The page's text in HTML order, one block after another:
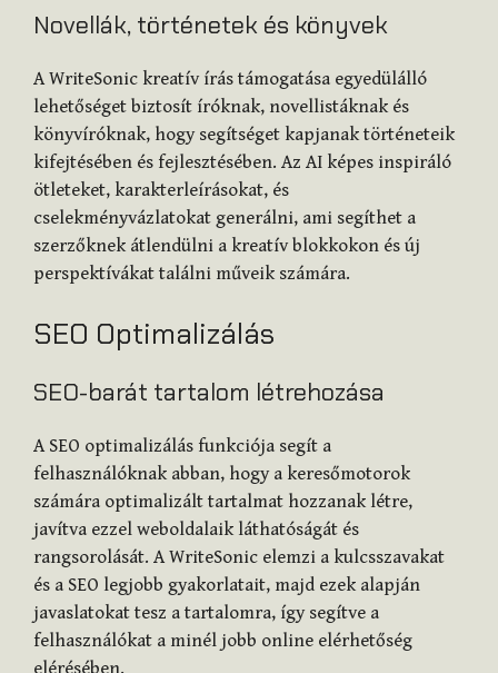
Novellák, történetek és könyvek
A WriteSonic kreatív írás támogatása egyedülálló
lehetőséget biztosít íróknak, novellistáknak és
könyvíróknak, hogy segítséget kapjanak történeteik
kifejtésében és fejlesztésében. Az AI képes inspiráló
ötleteket, karakterleírásokat, és
cselekményvázlatokat generálni, ami segíthet a
szerzőknek átlendülni a kreatív blokkokon és új
perspektívákat találni műveik számára.
SEO Optimalizálás
SEO-barát tartalom létrehozása
A SEO optimalizálás funkciója segít a
felhasználóknak abban, hogy a keresőmotorok
számára optimalizált tartalmat hozzanak létre,
javítva ezzel weboldalaik láthatóságát és
rangsorolását. A WriteSonic elemzi a kulcsszavakat
és a SEO legjobb gyakorlatait, majd ezek alapján
javaslatokat tesz a tartalomra, így segítve a
felhasználókat a minél jobb online elérhetőség
elérésében.